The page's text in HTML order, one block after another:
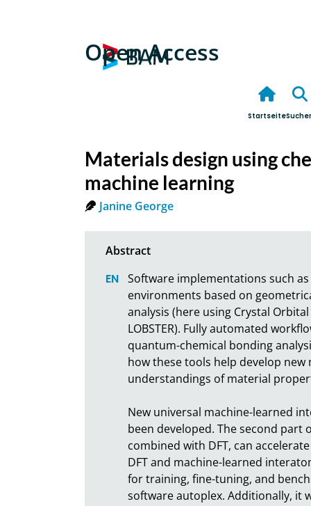
Open Access
Startseite
Materials design using
machine learning
Janine George
Software implementations such
environments based on
analysis (here using Crystal
LOBSTER). Fully automated
quantum-chemical bonding
how these tools help develop
understandings of material
New universal machine-learned
been developed. The second part
combined with DFT, can
DFT and machine-learned
for training, fine-tuning, and
software autoplex. Additionally, it